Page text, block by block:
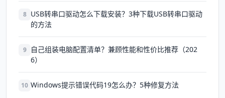
8 USB转串口驱动怎么下载安装？3种下载USB转串口驱动
的方法
9
自己组装电脑配置清单？兼顾性能和性价比推荐（202
6）
10 Windows提示错误代码19怎么办？5种修复方法